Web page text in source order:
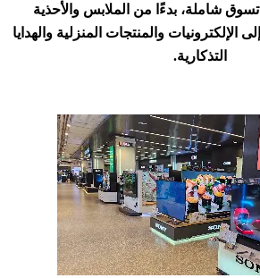
شاملة، بدءًا من الملابس والأحذية
الإلكترونيات والمنتجات المنزلية والهدايا
التذكارية.